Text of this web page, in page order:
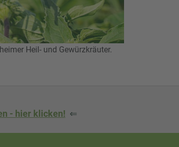
Heil- und Gewürzkräuter.
- hier klicken! ⇐